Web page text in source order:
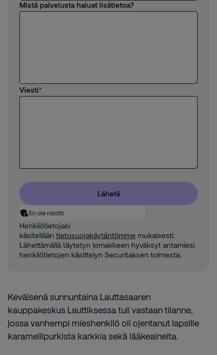
Keväisenä sunnuntaina Lauttasaaren
kauppakeskus Lauttiksessa tuli vastaan tilanne,
jossa vanhempi mieshenkilö oli ojentanut lapsille
karamellipurkista karkkia sekä lääkeaineita.
Mistä palvelusta haluat lisätietoa?
Viesti
Lähetä
En ole robotti
Henkilötietojasi
käsitellään tietosuojakäytäntömme mukaisesti.
Lähettämällä täytetyn lomakkeen hyväksyt antamiesi
henkilötietojen käsittelyn Securitaksen toimesta.